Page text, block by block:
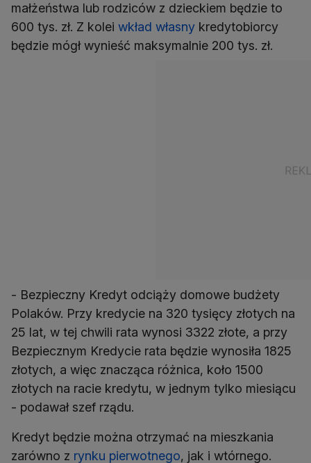
małżeństwa lub rodziców z dzieckiem będzie to
600 tys. zł. Z kolei wkład własny kredytobiorcy
będzie mógł wynieść maksymalnie 200 tys. zł.
- Bezpieczny Kredyt odciąży domowe budżety
Polaków. Przy kredycie na 320 tysięcy złotych na
25 lat, w tej chwili rata wynosi 3322 złote, a przy
Bezpiecznym Kredycie rata będzie wynosiła 1825
złotych, a więc znacząca różnica, koło 1500
złotych na racie kredytu, w jednym tylko miesiącu
- podawał szef rządu.
Kredyt będzie można otrzymać na mieszkania
zarówno z rynku pierwotnego, jak i wtórnego.